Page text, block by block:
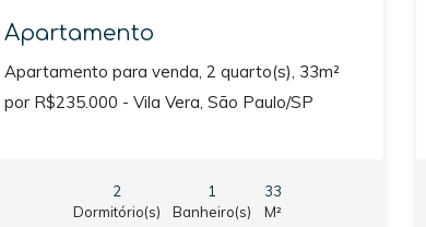
Apartamento
Apartamento para venda, 2 quarto(s), 33m²
por R$235.000 - Vila Vera, São Paulo/SP
2
Dormitório(s)
1
Banheiro(s)
33
M²